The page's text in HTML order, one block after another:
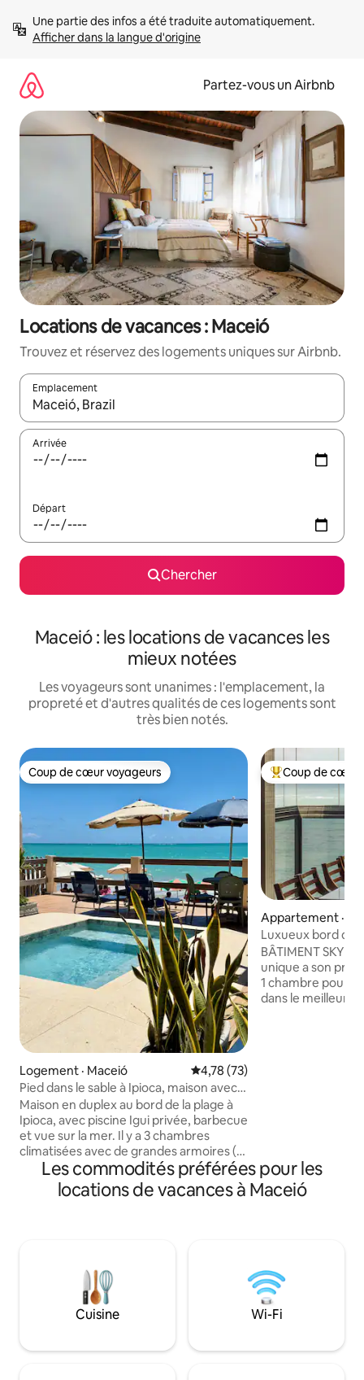
directement
Afficher dans la langue d'origine
Partez-vous un Airbnb
Locations de vacances : Maceió
Trouvez et réservez des logements uniques sur Airbnb.
Emplacement
Quand les résultats sont affichés, parcourez-les en utilisant
Arrivée
Départ
Chercher
Maceió : les locations de vacances les
mieux notées
Les voyageurs sont unanimes : l'emplacement, la
propreté et d'autres qualités de ces logements sont
très bien notés.
Coup de cœur voyageurs
Coup de cœur voyageurs
Logement · Maceió Note moyenne de 4,78 sur 5,
4,78 (73)
Pied dans le sable à Ipioca, maison avec
piscine privée
Maison en duplex au bord de la plage à
Ipioca, avec piscine Igui privée, barbecue
et vue sur la mer. Il y a 3 chambres
climatisées avec de grandes armoires (1
suite), 3 salles de bain, un salon, un
balcon et un espace bureau à domicile.
Décoration acclamée avec des pièces
Téléviseur intelligent, Wi-Fi rapide et
garage couvert pour 1 voiture. Plage
paradisiaque et tranquille, avec des
piscines naturelles accessibles à pied ou
Coup de cœur
Coup de cœur
Appartement ·
Luxueux bord de
complet !
BÂTIMENT SKY
unique a son
1 chambre pour
dans le meilleur
fer à repasser et
repasser.
Les commodités préférées pour les
locations de vacances à Maceió
Cuisine Wi-Fi